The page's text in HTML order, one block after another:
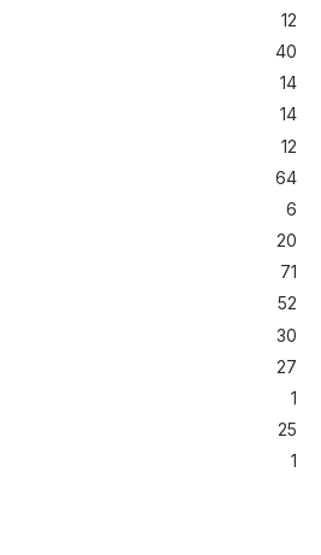
12
40
14
14
12
64
6
20
71
52
30
27
1
25
1